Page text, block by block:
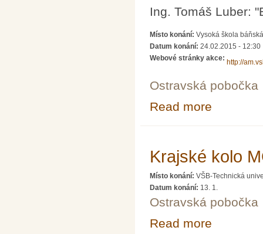
Ing. Tomáš Luber:
Místo konání: Vysoká škola
Datum konání: 24.02.2015 - 12:30
Webové stránky akce:
http://
Ostravská pobočka
Read more
Krajské kolo
Místo konání: VŠB-Technická
Datum konání: 13. 1.
Ostravská pobočka
Read more